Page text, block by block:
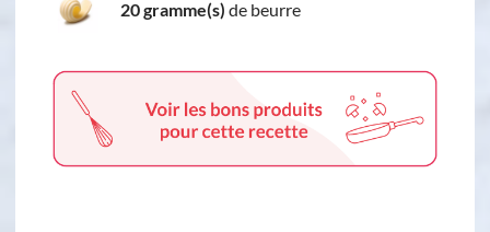
20 gramme(s) de beurre